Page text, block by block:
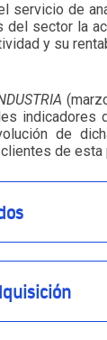
servicio de
del sector la
y su
indicadores
de
de esta